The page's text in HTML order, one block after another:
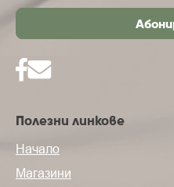
Полезни линкове
Начало
Магазини